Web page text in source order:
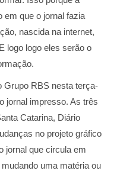
em que o jornal fazia
nascida na internet,
logo logo eles serão o
Grupo RBS nesta terça-
jornal impresso. As três
Catarina, Diário
no projeto gráfico
jornal que circula em
uma matéria ou